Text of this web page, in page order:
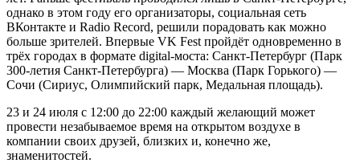
однако в этом году его организаторы, социальная сеть
ВКонтакте и Radio Record, решили порадовать как можно
больше зрителей. Впервые VK Fest пройдёт одновременно в
трёх городах в формате digital-моста: Санкт-Петербург (Парк
300-летия Санкт-Петербурга) — Москва (Парк Горького) —
Сочи (Сириус, Олимпийский парк, Медальная площадь).
23 и 24 июля с 12:00 до 22:00 каждый желающий может
провести незабываемое время на открытом воздухе в
компании своих друзей, близких и, конечно же,
знаменитостей.